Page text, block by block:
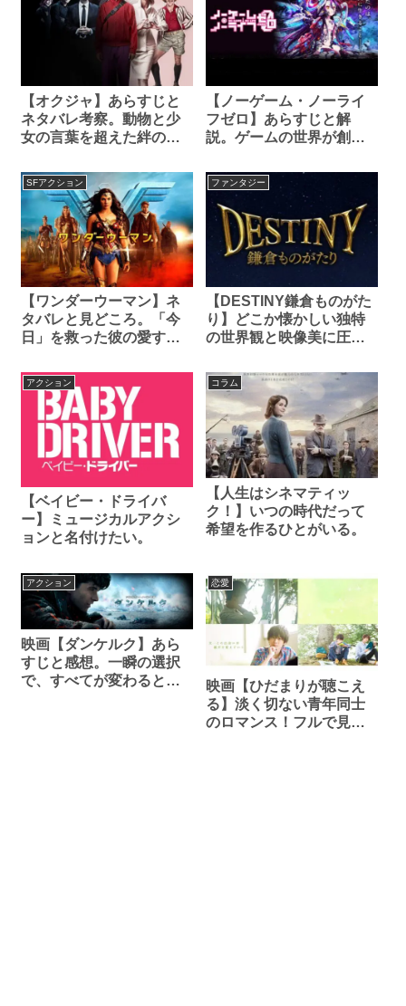
【オクジャ】あらすじと
ネタバレ考察。動物と少
女の言葉を超えた絆の物
【ノーゲーム・ノーライ
フゼロ】あらすじと解
説。ゲームの世界が創造
SFアクション
【ワンダーウーマン】ネ
タバレと見どころ。「今
日」を救った彼の愛する
ファンタジー
【DESTINY鎌倉ものがた
り】どこか懐かしい独特
の世界観と映像美に圧倒
アクション
【ベイビー・ドライバ
ー】ミュージカルアクシ
ョンと名付けたい。
コラム
【人生はシネマティッ
ク！】いつの時代だって
希望を作るひとがいる。
アクション
映画【ダンケルク】あら
すじと感想。一瞬の選択
で、すべてが変わるとい
恋愛
映画【ひだまりが聴こえ
る】淡く切ない青年同士
のロマンス！フルで見ら